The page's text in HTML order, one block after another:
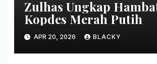
Zulhas Ungkap
Kopdes Merah Putih
APR 20, 2026 BLACKY